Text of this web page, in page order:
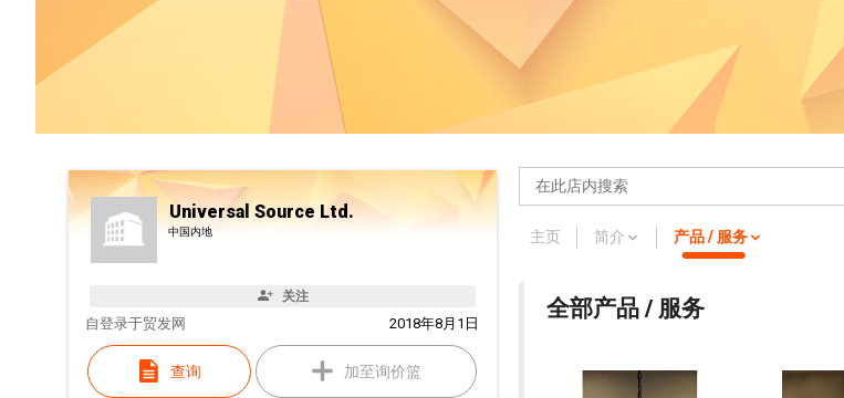
Universal Source Ltd.
中国内地
关注
自 2018年8月1日
登录于贸发网
查询 加至询价篮
主页 简介 产品 / 服务
全部产品 / 服务